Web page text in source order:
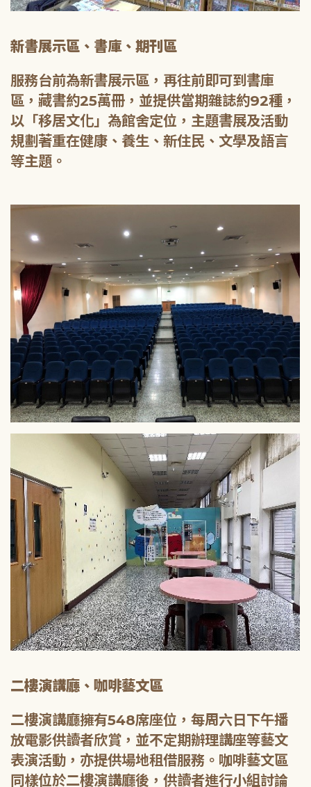
新書展示區、書庫、期刊區
服務台前為新書展示區，再往前即可到書庫
區，藏書約25萬冊，並提供當期雜誌約92種，
以「移居文化」為館舍定位，主題書展及活動
規劃著重在健康、養生、新住民、文學及語言
等主題。
二樓演講廳、咖啡藝文區
二樓演講廳擁有548席座位，每周六日下午播
放電影供讀者欣賞，並不定期辦理講座等藝文
表演活動，亦提供場地租借服務。咖啡藝文區
同樣位於二樓演講廳後，供讀者進行小組討論